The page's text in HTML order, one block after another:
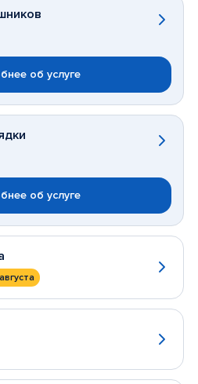
об услуге
об услуге